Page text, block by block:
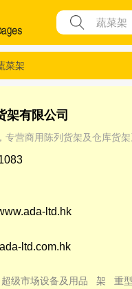
菜架
架有限公司
专营商用陈列货架及仓库货
ltd.hk
ltd.com.hk
超级市场设备及用品 架 重